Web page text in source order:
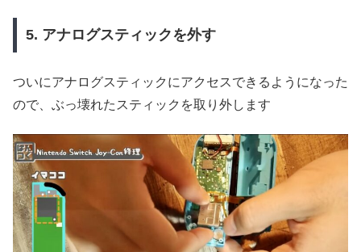
5. アナログスティックを外す
ついにアナログスティックにアクセスできるようになった
ので、ぶっ壊れたスティックを取り外します